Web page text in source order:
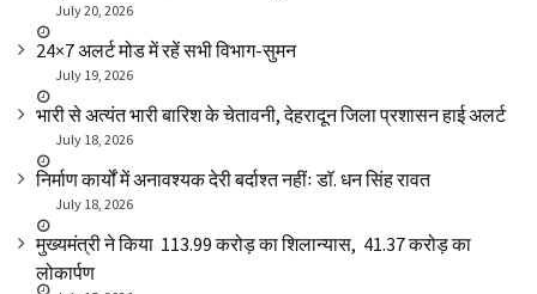
July 20, 2026
24×7 अलर्ट मोड में रहें सभी विभाग-सुमन
July 19, 2026
भारी से अत्यंत भारी बारिश के चेतावनी, देहरादून जिला प्रशासन हाई अलर्ट
July 18, 2026
निर्माण कार्यों में अनावश्यक देरी बर्दाश्त नहींः डाॅ. धन सिंह रावत
July 18, 2026
मुख्यमंत्री ने किया ₹ 113.99 करोड़ का शिलान्यास, ₹ 41.37 करोड़ का
लोकार्पण